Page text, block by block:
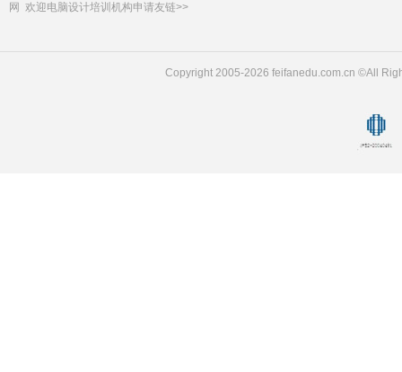
网 欢迎电脑设计培训机构申请友链>>
Copyright 2005-2026 feifanedu.com.cn ©All